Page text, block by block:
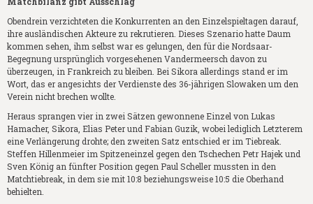
Obendrein verzichteten die Konkurrenten an den Einzelspieltagen darauf,
ihre ausländischen Akteure zu rekrutieren. Dieses Szenario hatte Daum
kommen sehen, ihm selbst war es gelungen, den für die Nordsaar-
Begegnung ursprünglich vorgesehenen Vandermeersch davon zu
überzeugen, in Frankreich zu bleiben. Bei Sikora allerdings stand er im
Wort, das er angesichts der Verdienste des 36-jährigen Slowaken um den
Verein nicht brechen wollte.
Heraus sprangen vier in zwei Sätzen gewonnene Einzel von Lukas
Hamacher, Sikora, Elias Peter und Fabian Guzik, wobei lediglich Letzterem
eine Verlängerung drohte; den zweiten Satz entschied er im Tiebreak.
Steffen Hillenmeier im Spitzeneinzel gegen den Tschechen Petr Hajek und
Sven König an fünfter Position gegen Paul Scheller mussten in den
Matchtiebreak, in dem sie mit 10:8 beziehungsweise 10:5 die Oberhand
behielten.